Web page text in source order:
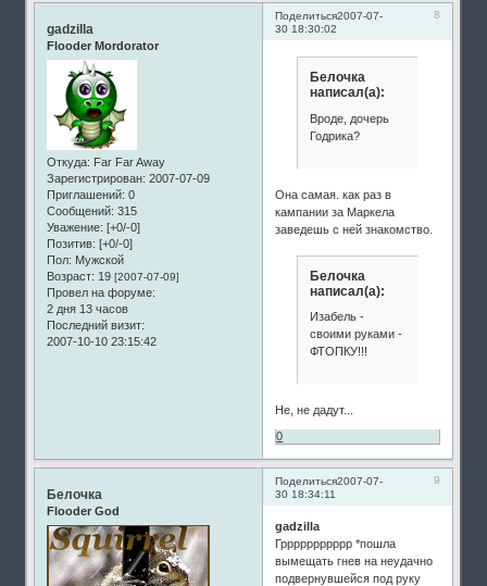
Поделиться 8
2007-07-
30 18:30:02
gadzilla
Flooder Mordorator
Откуда: Far Far Away
Зарегистрирован: 2007-07-09
Приглашений: 0
Сообщений: 315
Уважение: [+0/-0]
Позитив: [+0/-0]
Пол: Мужской
Возраст: 19[2007-07-09]
Провел на форуме:
2 дня 13 часов
Последний визит:
2007-10-10 23:15:42
Белочка
написал(а):
Вроде, дочерь
Годрика?
Она самая. как раз в
кампании за Маркела
заведешь с ней знакомство.
Белочка
написал(а):
Изабель -
своими руками -
ФТОПКУ!!!
Не, не дадут...
0
Поделиться 9
2007-07-
30 18:34:11
Белочка
Flooder God
gadzilla
Гррррррррррр *пошла
вымещать гнев на неудачно
подвернувшейся под руку